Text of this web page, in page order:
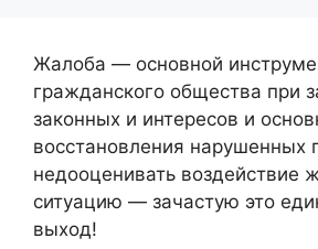
Жалоба — основной
гражданского общества при
законных и интересов и
восстановления нарушенных
недооценивать воздействие
ситуацию — зачастую это
выход!